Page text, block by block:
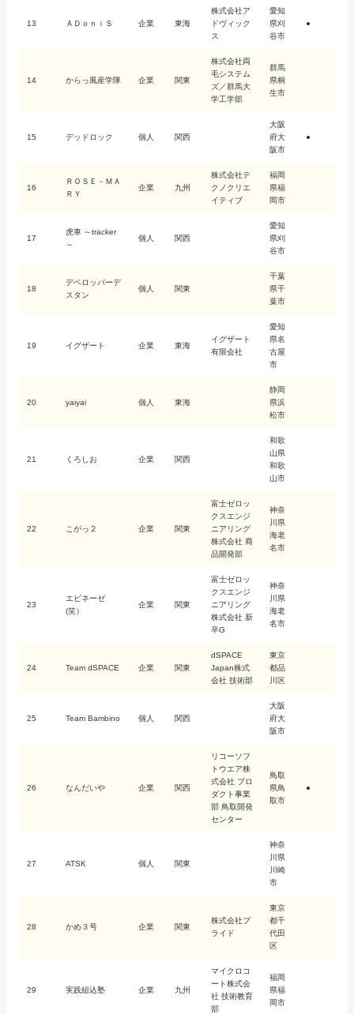
13 ＡＤｏｎｉＳ 企業 東海
株式会社ア
ドヴィック
ス
愛知
県刈
谷市
●
14 からっ風産学隊 企業 関東
株式会社両
毛システム
ズ／群馬大
学工学部
群馬
県桐
生市
15 デッドロック 個人 関西
大阪
府大
阪市
●
16
ＲＯＳＥ－ＭＡ
ＲＹ
企業 九州
株式会社テ
クノクリエ
イティブ
福岡
県福
岡市
17
虎車 ～tracker
～
個人 関西
愛知
県刈
谷市
18
デベロッパーデ
スタン
個人 関東
千葉
県千
葉市
19 イグザート 企業 東海
イグザート
有限会社
愛知
県名
古屋
市
20 yaiyai 個人 東海
静岡
県浜
松市
21 くろしお 企業 関西
和歌
山県
和歌
山市
22 こがっ２ 企業 関東
富士ゼロッ
クスエンジ
ニアリング
株式会社 商
品開発部
神奈
川県
海老
名市
23
エビネーゼ
(笑）
企業 関東
富士ゼロッ
クスエンジ
ニアリング
株式会社 新
卒G
神奈
川県
海老
名市
24 Team dSPACE 企業 関東
dSPACE
Japan株式
会社 技術部
東京
都品
川区
25 Team Bambino 個人 関西
大阪
府大
阪市
26 なんだいや 企業 関西
リコーソフ
トウエア株
式会社 プロ
ダクト事業
部 鳥取開発
センター
鳥取
県鳥
取市
●
27 ATSK 個人 関東
神奈
川県
川崎
市
28 かめ３号 企業 関東
株式会社プ
ライド
東京
都千
代田
区
29 実践組込塾 企業 九州
マイクロコ
ート株式会
社 技術教育
部
福岡
県福
岡市